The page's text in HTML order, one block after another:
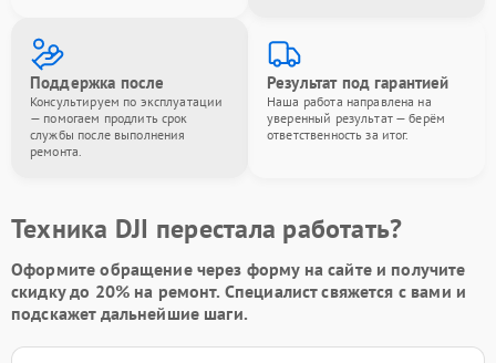
Поддержка после
Консультируем по эксплуатации
— помогаем продлить срок
службы после выполнения
ремонта.
Результат под гарантией
Наша работа направлена на
уверенный результат — берём
ответственность за итог.
Техника DJI перестала работать?
Оформите обращение через форму на сайте и получите
скидку до 20%на ремонт. Специалист свяжется с вами и
подскажет дальнейшие шаги.